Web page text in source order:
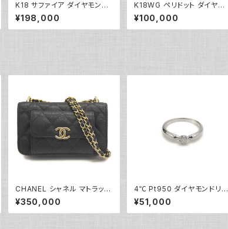
K18 サファイア ダイヤモンド
デザインリング 18金 指輪 12
号 Y05246
¥198,000
K18WG ペリドット ダイヤモ
ンド デザインリング 18金 ホ
ワイトゴールド 指輪 9号 Y04
916
¥100,000
CHANEL シャネル マトラッセ
チェーンクラッチショルダーバ
ッグ キャビアスキン ココマー
ク ブラック AP2831 Y05223
¥350,000
4℃ Pt950 ダイヤモンドリン
グ プラチナ 指輪 8号 Y0524
3
¥51,000